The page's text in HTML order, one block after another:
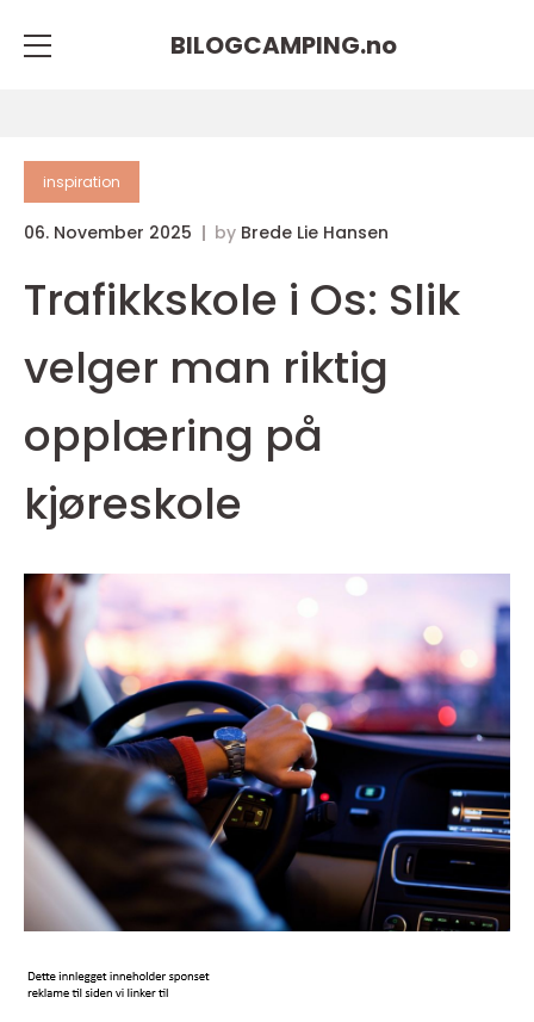
BILOGCAMPING.no
inspiration
06. November 2025 by Brede Lie Hansen
Trafikkskole i Os: Slik
velger man riktig
opplæring på
kjøreskole